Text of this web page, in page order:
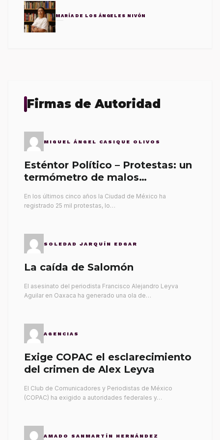
MARÍA DE LOS ÁNGELES NIVÓN
Firmas de Autoridad
MIGUEL ÁNGEL CASIQUE OLIVOS
Esténtor Político – Protestas: un
termómetro de malos
En los últimos cinco años la Ciudad de México ha
registrado 25 mil protestas, lo…
SOLEDAD JARQUÍN EDGAR
La caída de Salomón
El asesinato del periodista Francisco Alejandro Leyva
Aguilar en Oaxaca ha generado una ola de…
AGENCIAS
Exige COPAC el esclarecimiento
del crimen de Alex Leyva
El Club de Comunicadores y Periodistas de México
(COPAC) ha exigido a autoridades federales y…
AMADO SANMARTÍN HERNÁNDEZ